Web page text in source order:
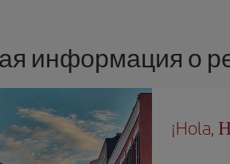
информация о
¡Hola,